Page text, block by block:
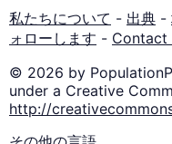
私たちについて - 出典 -
ォローします - Contact
© 2026 by
under a Creative
http://